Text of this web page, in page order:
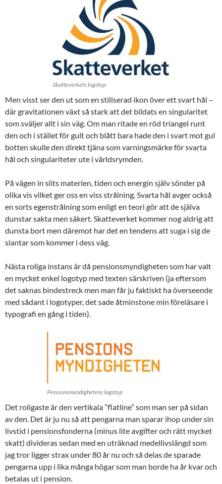
Skatteverkets logotyp
Men visst ser den ut som en stiliserad ikon över ett svart hål –
där gravitationen växt så stark att det bildats en singularitet
som sväljer allt i sin väg. Om man ritade en röd triangel runt
den och i stället för gult och blått bara hade den i svart mot gul
botten skulle den direkt tjäna som varningsmärke för svarta
hål och singulariteter ute i världsrymden.
På vägen in slits materien, tiden och energin själv sönder på
olika vis vilket ger oss en viss strålning. Svarta hål avger också
en sorts egenstrålning som enligt en teori gör att de själva
dunstar sakta men säkert. Skatteverket kommer nog aldrig att
dunsta bort men däremot har det en tendens att suga i sig de
slantar som kommer i dess väg.
Nästa roliga instans är då pensionsmyndigheten som har valt
en mycket enkel logotyp med texten särskriven (ja eftersom
det saknas bindestreck men man får ju faktiskt ha överseende
med sådant i logotyper, det sade åtminstone min föreläsare i
typografi en gång i tiden).
Pensionsmyndighetens logotyp
Det roligaste är den vertikala ”flatline” som man ser på sidan
av den. Det är ju nu så att pengarna man sparar ihop under sin
livstid i pensionsfonderna (minus lite avgifter och rätt mycket
skatt) divideras sedan med en uträknad medellivslängd som
jag tror ligger strax under 80 år nu och så delas de sparade
pengarna upp i lika många högar som man borde ha år kvar och
betalas ut i pension.